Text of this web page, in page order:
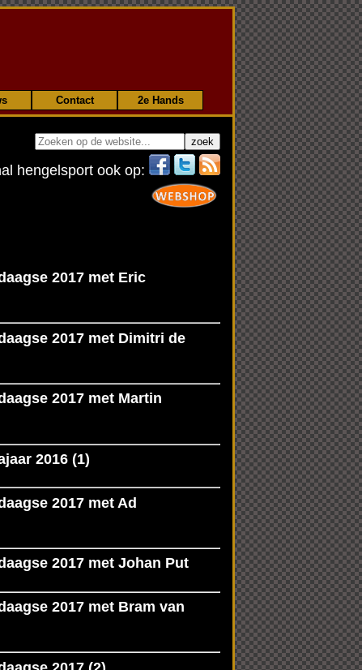
Contact 2e Hands
hengelsport ook op:
2017 met Eric
2017 met Dimitri de
2017 met Martin
2016 (1)
2017 met Ad
2017 met Johan Put
2017 met Bram van